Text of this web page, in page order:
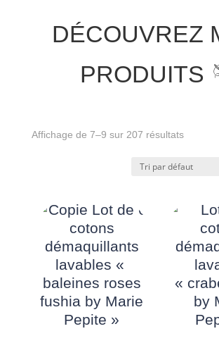
DÉCOUVREZ
PRODUITS
Affichage de 7–9 sur 207 résultats